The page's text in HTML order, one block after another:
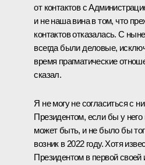
от контактов с
и не наша вина в том, что
контактов отказалась. С
всегда были деловые,
время прагматические
сказал.
Я не могу не согласиться с
Президентом, если бы у него
может быть, и не было бы
возник в 2022 году. Хотя
Президентом в первой своей